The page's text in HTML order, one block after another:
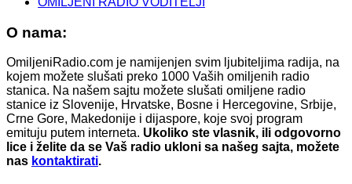
O nama:
OmiljeniRadio.com je namijenjen svim ljubiteljima radija, na
kojem možete slušati preko 1000 Vaših omiljenih radio
stanica. Na našem sajtu možete slušati omiljene radio
stanice iz Slovenije, Hrvatske, Bosne i Hercegovine, Srbije,
Crne Gore, Makedonije i dijaspore, koje svoj program
emituju putem interneta. Ukoliko ste vlasnik, ili odgovorno
lice i želite da se Vaš radio ukloni sa našeg sajta, možete
nas kontaktirati.